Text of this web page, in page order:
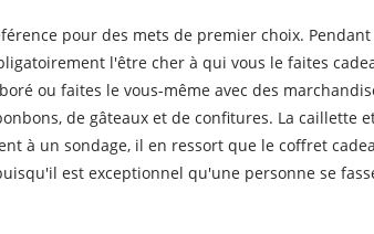
pour des mets de premier choix.
l'être cher à qui vous le faites
ou faites le vous-même avec des
de gâteaux et de confitures. La caillette
à un sondage, il en ressort que le coffret
est exceptionnel qu'une personne se